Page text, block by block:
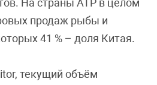
На страны АТР в целом
продаж рыбы и
41 % – доля Китая.
текущий объём